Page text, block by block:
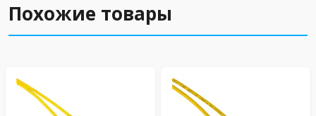
Похожие товары